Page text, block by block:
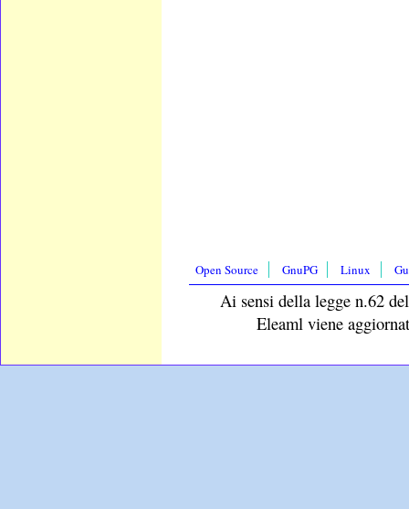
Open Source GnuPG Linux
Ai sensi della legge n.62
Eleaml viene